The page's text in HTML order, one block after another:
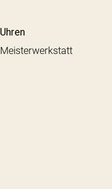
Uhren
Meisterwerkstatt